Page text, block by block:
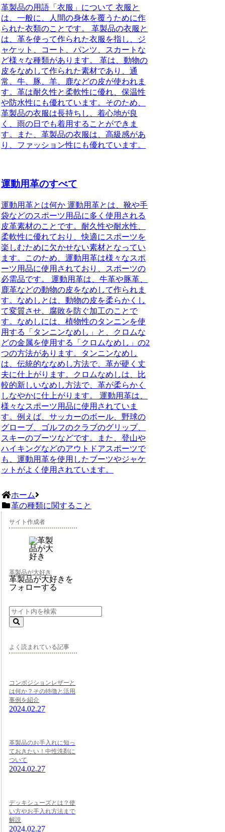
革製品の用語「衣服」について 衣服と
は、一般に、人間の身体を覆うために作
られた衣類のことです。 革製品の衣服と
は、革を使って作られた衣服を指し、ジ
ャケット、コート、パンツ、スカートな
ど様々な種類があります。 革は、動物の
皮をなめして作られた素材であり、通
常、牛、豚、羊、鹿などの皮が使われま
す。革は耐久性と柔軟性に優れ、保温性
や防水性にも優れています。そのため、
革製品の衣服は長持ちし、着心地が良
く、雨の日でも着用することができま
す。また、革製品の衣服は、高級感があ
り、ファッション性にも優れています。
運動用革のすべて
運動用革とは何か 運動用革とは、靴や手
袋などのスポーツ用品に多く使用される
皮革素材のことです。耐久性や耐水性、
柔軟性に優れており、快適にスポーツを
楽しむために欠かせない素材となってい
ます。このため、運動用革は様々なスポ
ーツ用品に使用されており、スポーツの
必需品です。 運動用革は、牛革や豚革、
鹿革などの動物の皮をなめして作られま
す。なめしとは、動物の皮を柔らかくし
て変質させ、腐敗を防ぐ加工のことで
す。なめしには、植物性のタンニンを使
用する「タンニンなめし」と、クロムな
どの金属を使用する「クロムなめし」の2
つの方法があります。タンニンなめし
は、伝統的ななめし方法で、革が硬く丈
夫に仕上がります。クロムなめしは、比
較的新しいなめし方法で、革が柔らかく
しなやかに仕上がります。 運動用革は、
様々なスポーツ用品に使用されていま
す。例えば、サッカーのボール、野球の
グローブ、ゴルフのクラブのグリップ、
スキーのブーツなどです。また、登山や
ハイキングなどのアウトドアスポーツで
も、運動用革を使用したブーツやジャケ
ットがよく使用されています。
ホーム
革の種類に関すること
サイト作成者
革製品が大好き
革製品が大好きを
フォローする
よく読まれている記事
コンポジションレザーと
は何か？その特徴と活用
事例を紹介
2024.02.27
革製品のお手入れに知っ
ておきたい！中性洗剤に
ついて
2024.02.27
デッキシューズとは？使
い方やお手入れ方法まで
解説
2024.02.27